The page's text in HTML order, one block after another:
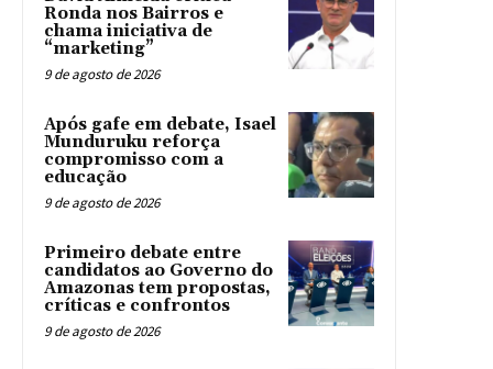
Ronda nos Bairros e
chama iniciativa de
“marketing”
9 de agosto de 2026
Após gafe em debate, Isael
Munduruku reforça
compromisso com a
educação
9 de agosto de 2026
Primeiro debate entre
candidatos ao Governo do
Amazonas tem propostas,
críticas e confrontos
9 de agosto de 2026